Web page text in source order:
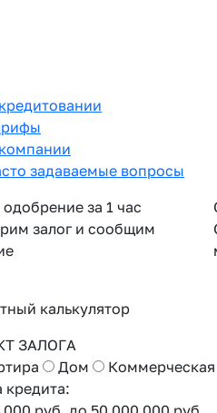
задаваемые вопросы
за 1 час
залог и сообщим
калькулятор
ЗАЛОГА
Дом